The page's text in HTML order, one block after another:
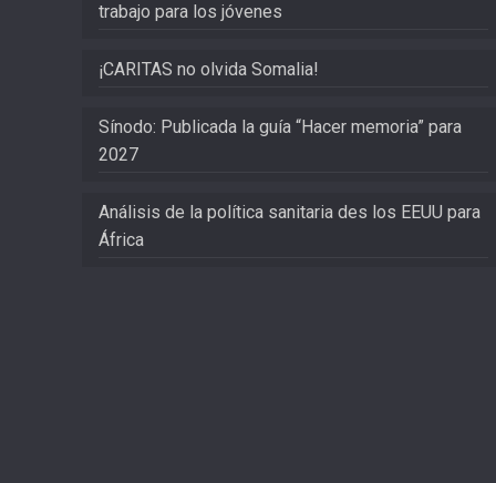
trabajo para los jóvenes
¡CARITAS no olvida Somalia!
Sínodo: Publicada la guía “Hacer memoria” para
2027
Análisis de la política sanitaria des los EEUU para
África